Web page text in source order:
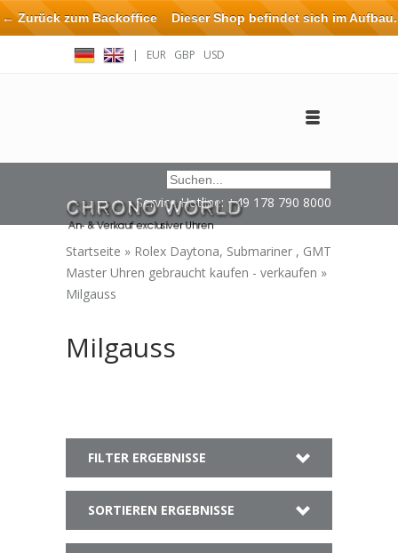
| EUR GBP USD
Service Hotline: +49 178 790 8000
Startseite » Rolex Daytona, Submariner , GMT
Master Uhren gebraucht kaufen - verkaufen »
Milgauss
Milgauss
FILTER ERGEBNISSE
SORTIEREN ERGEBNISSE
← Zurück zum BackofficeDieser Shop befindet sich im Aufbau.
Eventuell können nicht alle Bestellungen eingehalten oder erfüllt